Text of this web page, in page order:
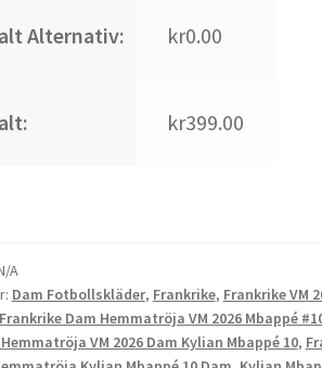
Alternativ: kr0.00
kr399.00
A
Dam Fotbollskläder, Frankrike, Frankrike VM
Frankrike Dam Hemmatröja VM 2026 Mbappé
VM 2026 Dam Kylian Mbappé 10,